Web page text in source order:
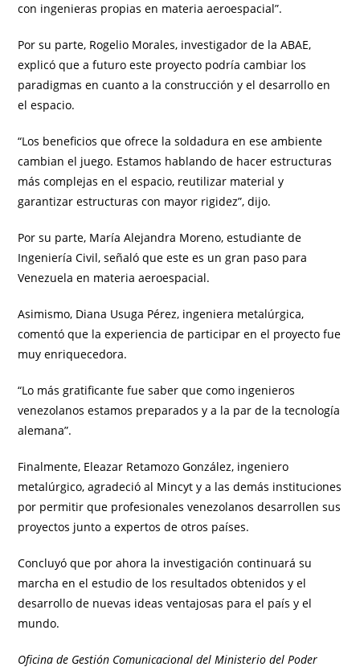
con ingenieras propias en materia aeroespacial”.
Por su parte, Rogelio Morales, investigador de la ABAE,
explicó que a futuro este proyecto podría cambiar los
paradigmas en cuanto a la construcción y el desarrollo en
el espacio.
“Los beneficios que ofrece la soldadura en ese ambiente
cambian el juego. Estamos hablando de hacer estructuras
más complejas en el espacio, reutilizar material y
garantizar estructuras con mayor rigidez”, dijo.
Por su parte, María Alejandra Moreno, estudiante de
Ingeniería Civil, señaló que este es un gran paso para
Venezuela en materia aeroespacial.
Asimismo, Diana Usuga Pérez, ingeniera metalúrgica,
comentó que la experiencia de participar en el proyecto fue
muy enriquecedora.
“Lo más gratificante fue saber que como ingenieros
venezolanos estamos preparados y a la par de la tecnología
alemana”.
Finalmente, Eleazar Retamozo González, ingeniero
metalúrgico, agradeció al Mincyt y a las demás instituciones
por permitir que profesionales venezolanos desarrollen sus
proyectos junto a expertos de otros países.
Concluyó que por ahora la investigación continuará su
marcha en el estudio de los resultados obtenidos y el
desarrollo de nuevas ideas ventajosas para el país y el
mundo.
Oficina de Gestión Comunicacional del Ministerio del Poder